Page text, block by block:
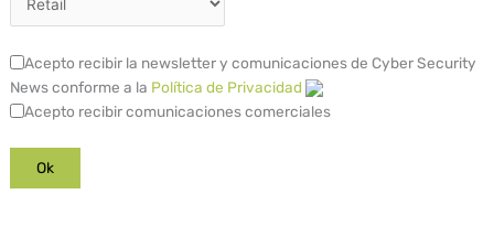
Acepto recibir la newsletter y comunicaciones de Cyber Security
News conforme a la Política de Privacidad
Acepto recibir comunicaciones comerciales